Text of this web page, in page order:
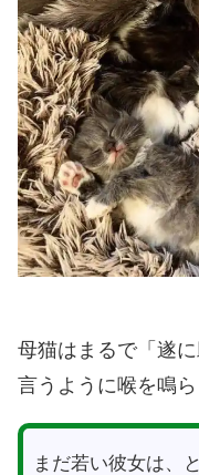
母猫はまるで「遂
言うように喉を鳴ら
まだ若い彼女は、